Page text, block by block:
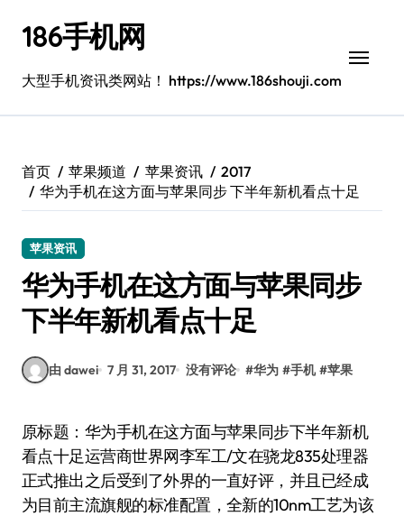
186手机网
大型手机资讯类网站！ https://www.186shouji.com
首页 苹果频道 苹果资讯
2017
华为手机在这方面与苹果同步 下半年新机看点十足
苹果资讯
华为手机在这方面与苹果同步
下半年新机看点十足
由 dawei 7 月 31, 2017 没有评论 #华为 #手机 #苹果
原标题：华为手机在这方面与苹果同步下半年新机
看点十足运营商世界网李军工/文在骁龙835处理器
正式推出之后受到了外界的一直好评，并且已经成
为目前主流旗舰的标准配置，全新的10nm工艺为该